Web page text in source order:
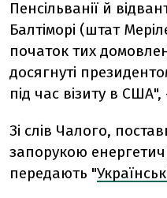
Пенсільванії й
Балтіморі (штат
початок тих
досягнуті
під час візиту в США",
Зі слів Чалого,
запорукою
передають "